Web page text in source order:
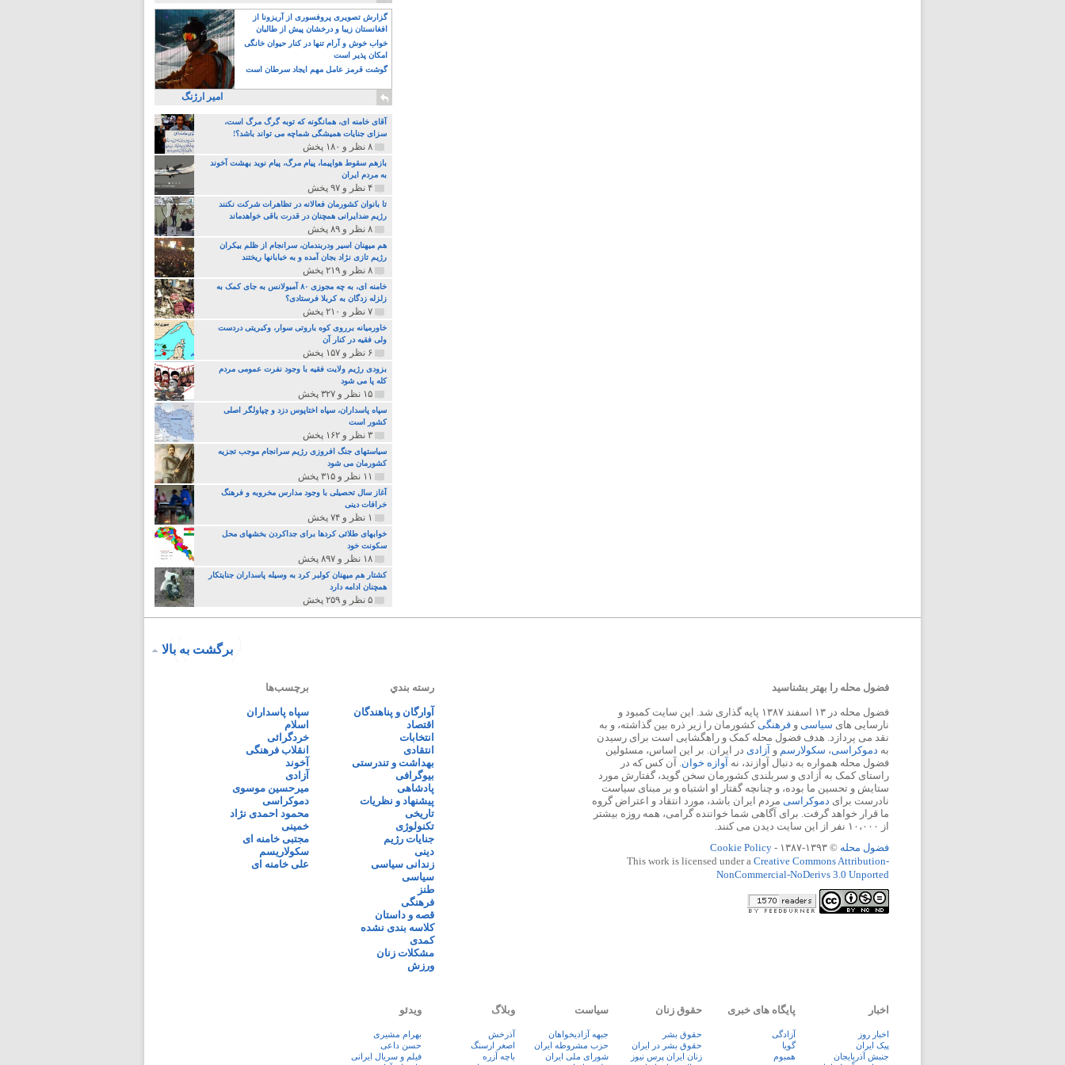
گزارش تصویری پروفسوری از آریزونا از
افغانستان زیبا و درخشان پیش از طالبان
خواب خوش و آرام تنها در کنار حیوان خانگی
امکان پذیر است
گوشت قرمز عامل مهم ایجاد سرطان است
امیر ارژنگ
آقای خامنه ای، همانگونه که توبه گرگ مرگ است،
سزای جنایات همیشگی شماچه می تواند باشد؟!
۸ نظر و ۱۸۰ پخش
بازهم سقوط هواپیما، پیام مرگ، پیام نوید بهشت آخوند
به مردم ایران
۴ نظر و ۹۷ پخش
تا بانوان کشورمان فعالانه در تظاهرات شرکت نکنند
رژیم ضدایرانی همچنان در قدرت باقی خواهدماند
۸ نظر و ۸۹ پخش
هم میهنان اسیر ودربندمان، سرانجام از ظلم بیکران
رژیم تازی نژاد بجان آمده و به خبابانها ریختند
۸ نظر و ۲۱۹ پخش
خامنه ای، به چه مجوزی ۸۰ آمبولانس به جای کمک به
زلزله زدگان به کربلا فرستادی؟
۷ نظر و ۲۱۰ پخش
خاورمیانه برروی کوه باروتی سوار، وکبریتی دردست
ولی فقیه در کنار آن
۶ نظر و ۱۵۷ پخش
بزودی رژیم ولایت فقیه با وجود نفرت عمومی مردم
کله پا می شود
۱۵ نظر و ۳۲۷ پخش
سپاه پاسداران، سپاه اختاپوس دزد و چپاولگر اصلی
کشور است
۳ نظر و ۱۶۲ پخش
سیاستهای جنگ افروزی رژیم سرانجام موجب تجزیه
کشورمان می شود
۱۱ نظر و ۳۱۵ پخش
آغاز سال تحصیلی با وجود مدارس مخروبه و فرهنگ
خرافات دینی
۱ نظر و ۷۴ پخش
خوابهای طلائی کردها برای جداکردن بخشهای محل
سکونت خود
۱۸ نظر و ۸۹۷ پخش
کشتار هم میهنان کولبر کرد به وسیله پاسداران جنایتکار
همچنان ادامه دارد
۵ نظر و ۲۵۹ پخش
برگشت به بالا
فضول محله را بهتر بشناسید
فضول محله در ۱۳ اسفند ۱۳۸۷ پایه گذاری شد. این سایت کمبود و
نارسایی های سیاسی و فرهنگیکشورمان را زیر ذره بین گذاشته، و به
نقد می پردازد. هدف فضول محله کمک و راهگشایی است برای رسیدن
به دموکراسی، سکولارسم و آزادی در ایران. بر این اساس، مسئولین
فضول محله همواره به دنبال آوازند، نه آوازه خوان. آن کس که در
راستای کمک به آزادی و سربلندی کشورمان سخن گوید، گفتارش مورد
ستایش و تحسین ما بوده، و چنانچه گفتار او اشتباه و بر مبنای سیاست
نادرست برای دموکراسی مردم ایران باشد، مورد انتقاد و اعتراض گروه
ما قرار خواهد گرفت. برای آگاهی شما خواننده گرامی، همه روزه بیشتر
از ۱۰،۰۰۰ نفر از این سایت دیدن می کنند.
فضول محله © ۱۳۹۳-۱۳۸۷ -
Cookie Policy
This work is licensed under a Creative Commons Attribution-
NonCommercial-NoDerivs 3.0 Unported
رسته بندي
آوارگان و پناهندگان
اقتصاد
انتخابات
انتقادی
بهداشت و تندرستی
بیوگرافی
پادشاهی
پیشنهاد و نظریات
تاریخی
تکنولوژی
جنایات رژیم
دینی
زندانی سیاسی
سیاسی
طنز
فرهنگی
قصه و داستان
کلاسه بندی نشده
کمدی
مشکلات زنان
ورزش
برچسب‌ها
سپاه پاسداران
اسلام
خردگرائی
انقلاب فرهنگی
آخوند
آزادی
میرحسین موسوی
دموکراسی
محمود احمدی نژاد
خمینی
مجتبی خامنه ای
سکولاریسم
علی خامنه ای
اخبار
اخبار روز
پيک ايران
جنبش آذربایجان
پایگاه های خبری
آزادگی
گویا
همبوم
حقوق زنان
حقوق بشر
حقوق بشر در ایران
زنان ايران پرس نيوز
سیاست
جبهه آزادیخواهان
حزب مشروطه ایران
شورای ملی ایران
وبلاگ
آذرخش
اصغر ارسنگ
باچه آزره
ویدئو
بهرام مشیری
حسن داعی
فيلم و سريال ايرانی